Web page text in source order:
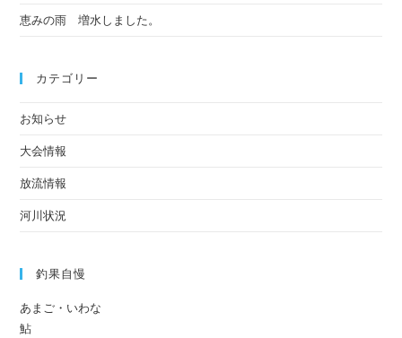
恵みの雨 増水しました。
カテゴリー
お知らせ
大会情報
放流情報
河川状況
釣果自慢
あまご・いわな
鮎